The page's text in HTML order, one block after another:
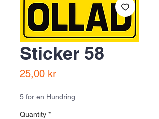
Sticker 58
25,00 krPrice
5 för en Hundring
Quantity *